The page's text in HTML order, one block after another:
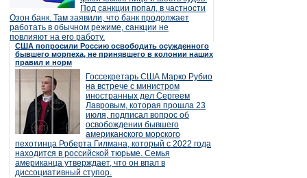
Под санкции попал, в частности
Озон банк. Там заявили, что банк продолжает
работать в обычном режиме, санкции не
повлияют на его работу.
США попросили Россию освободить осужденного
бывшего морпеха, не принявшего в колонии наших
правил и норм
Госсекретарь США Марко Рубио
на встрече с министром
иностранных дел Сергеем
Лавровым, которая прошла 23
июля, подписал вопрос об
освобождении бывшего
американского морского
пехотинца Роберта Гилмана, который с 2022 года
находится в российской тюрьме. Семья
американца утверждает, что он впал в
диссоциативный ступор.